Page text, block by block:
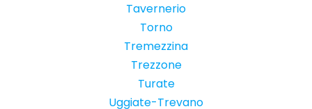
Tavernerio
Torno
Tremezzina
Trezzone
Turate
Uggiate-Trevano